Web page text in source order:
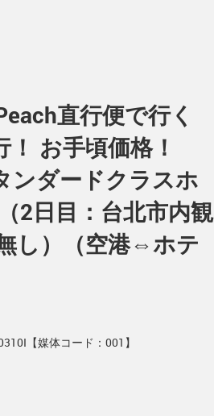
直行便で行く
お手頃価格！
ンダードクラスホ
2日目：台北市内観
し）（空港⇔ホテ
【媒体コード：001】